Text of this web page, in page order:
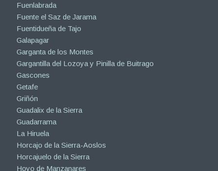
Fuenlabrada
Fuente el Saz de Jarama
Fuentidueña de Tajo
Galapagar
Garganta de los Montes
Gargantilla del Lozoya y Pinilla de Buitrago
Gascones
Getafe
Griñón
Guadalix de la Sierra
Guadarrama
La Hiruela
Horcajo de la Sierra-Aoslos
Horcajuelo de la Sierra
Hoyo de Manzanares